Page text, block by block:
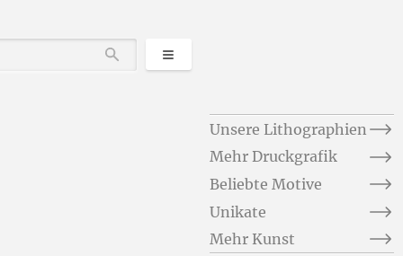
DurchsuchenKategorien
Unsere Lithographien
Mehr Druckgrafik
Beliebte Motive
Unikate
Mehr Kunst